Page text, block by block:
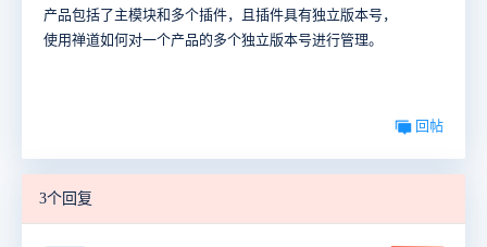
产品包括了主模块和多个插件，且插件具有独立版本号，
使用禅道如何对一个产品的多个独立版本号进行管理。
回帖
3个回复